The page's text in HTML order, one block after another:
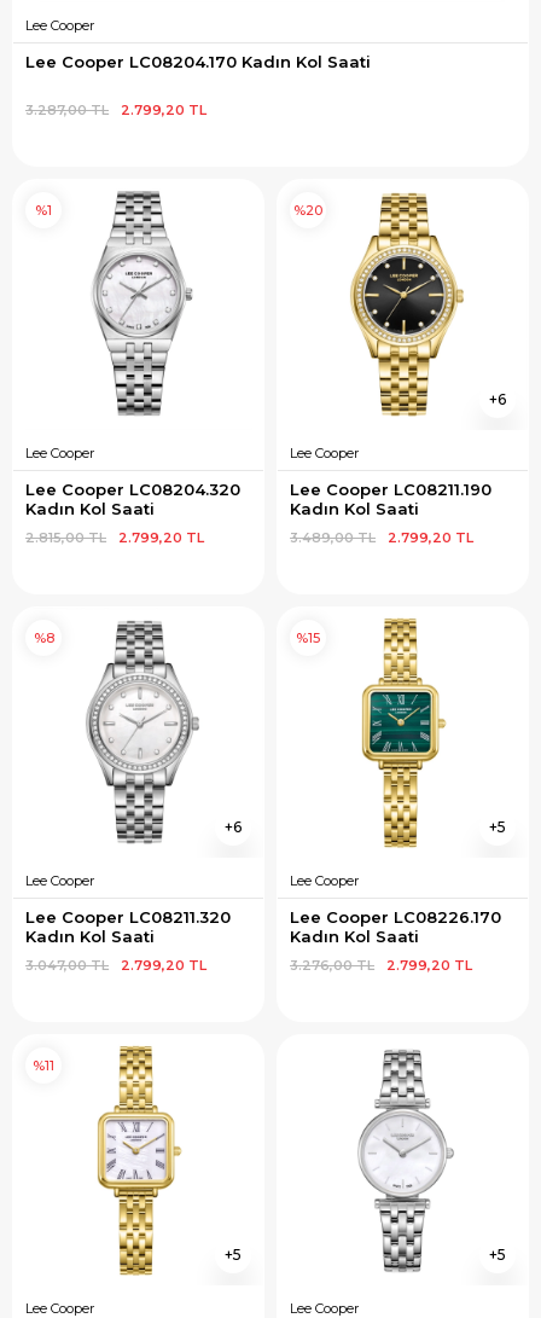
Lee Cooper
Lee Cooper LC08204.170 Kadın Kol Saati
2.799,20 TL
3.287,00 TL
Lee Cooper
Lee Cooper LC08204.320
Kadın Kol Saati
2.799,20 TL
2.815,00 TL
%1
6
Lee Cooper
Lee Cooper LC08211.190
Kadın Kol Saati
2.799,20 TL
3.489,00 TL
%20
6
Lee Cooper
Lee Cooper LC08211.320
Kadın Kol Saati
2.799,20 TL
3.047,00 TL
%8
5
Lee Cooper
Lee Cooper LC08226.170
Kadın Kol Saati
2.799,20 TL
3.276,00 TL
%15
5
Lee Cooper
%11
5
Lee Cooper